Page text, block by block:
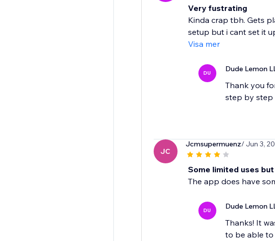
Very fustrating
Kinda crap tbh. Gets
setup but i cant set it
Visa mer
DU Dude Lemon
Thank you
step by step
JC
Jcmsupermuenz/ Jun 3,
Some limited uses
The app does have
DU Dude Lemon
Thanks! It
to be able to